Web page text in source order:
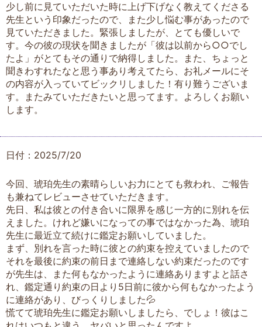
少し前に見ていただいた時に上げ下げなく教えてくださる
先生という印象だったので、また少し悩む事があったので
見ていただきました。緊張しましたが、とても優しいで
す。今の彼の現状を聞きましたが「彼は以前から○○でし
たよ」がとてもその通りで納得しました。また、ちょっと
聞きわすれたなと思う事あり考えてたら、お礼メールにそ
の内容が入っていてビックリしました！有り難うございま
す。またみていただきたいと思ってます。よろしくお願い
します。
日付：2025/7/20
今回、琥珀先生の素晴らしいお力にとても救われ、ご報告
も兼ねてレビューさせていただきます。
先日、私は彼との付き合いに限界を感じ一方的に別れを伝
えました。けれど嫌いになっての事ではなかった為、琥珀
先生に最近立て続けに鑑定お願いしていました。
まず、別れを言った時に彼との約束を控えていましたので
それを最後に約束の前日まで連絡しない約束だったのです
が先生は、また何もなかったように連絡ありますよと話さ
れ、鑑定通り約束の日より5日前に彼から何もなかったよう
に連絡があり、びっくりしました💦
慌てて琥珀先生に鑑定お願いしましたら、でしょ！彼はこ